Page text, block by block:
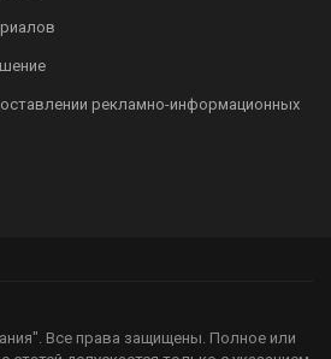
рекламно-информационных
Все права защищены. Полное или